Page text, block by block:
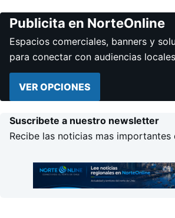
Publicita en NorteOnline
Espacios comerciales, banners y
para conectar con audiencias
VER OPCIONES
Suscribete a nuestro newsletter
Recibe las noticias mas importantes